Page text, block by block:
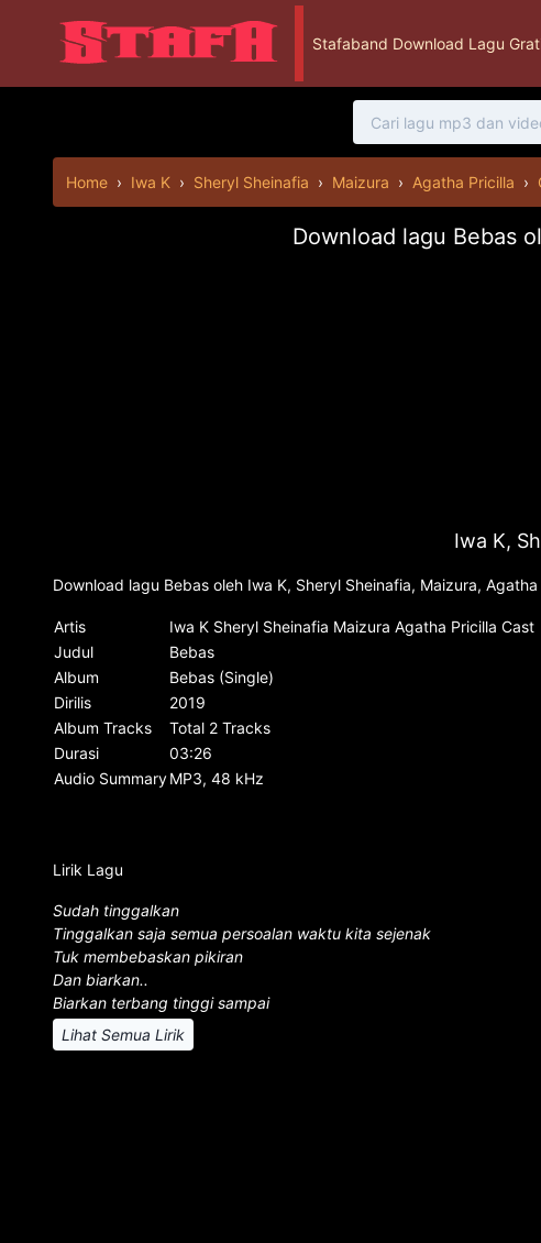
Stafaband Download Lagu
Home › Iwa K › Sheryl Sheinafia › Maizura › Agatha Pricilla ›
Download lagu Bebas
Iwa K,
Download lagu Bebas oleh Iwa K, Sheryl Sheinafia, Maizura,
Artis
Iwa K Sheryl Sheinafia Maizura Agatha Pricilla Cast
Judul
Bebas
Album
Bebas (Single)
Dirilis
2019
Album Tracks
Total 2 Tracks
Durasi
03:26
Audio SummaryMP3, 48 kHz
Lirik Lagu
Sudah tinggalkan
Tinggalkan saja semua persoalan waktu kita sejenak
Tuk membebaskan pikiran
Dan biarkan..
Biarkan terbang tinggi sampai
Lihat Semua Lirik